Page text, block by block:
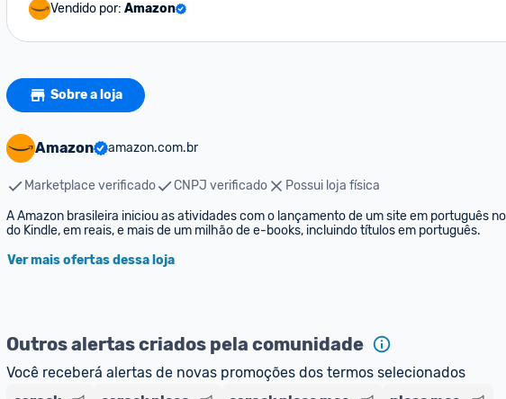
Vendido por: Amazon
Sobre a loja
Amazon amazon.com.br
Marketplace verificado CNPJ verificado
Possui loja física
A Amazon brasileira iniciou as atividades com o lançamento de um site em português
do Kindle, em reais, e mais de um milhão de e-books, incluindo títulos em português.
Ver mais ofertas dessa loja
Outros alertas criados pela comunidade
Você receberá alertas de novas promoções dos termos selecionados